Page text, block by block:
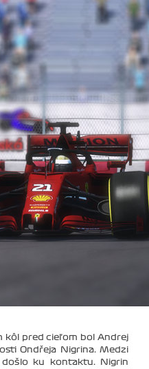
kôl pred cieľom bol Andrej
Ondřeja Nigrina. Medzi
ku kontaktu. Nigrin